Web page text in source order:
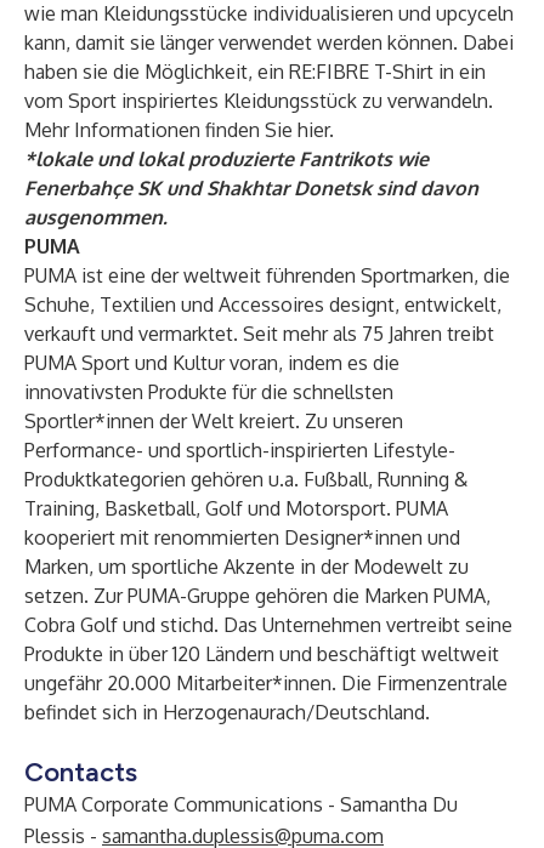
wie man Kleidungsstücke individualisieren und upcyceln
kann, damit sie länger verwendet werden können. Dabei
haben sie die Möglichkeit, ein RE:FIBRE T-Shirt in ein
vom Sport inspiriertes Kleidungsstück zu verwandeln.
Mehr Informationen finden Sie hier.
*lokale und lokal produzierte Fantrikots wie
Fenerbahçe SK und Shakhtar Donetsk sind davon
ausgenommen.
PUMA
PUMA ist eine der weltweit führenden Sportmarken, die
Schuhe, Textilien und Accessoires designt, entwickelt,
verkauft und vermarktet. Seit mehr als 75 Jahren treibt
PUMA Sport und Kultur voran, indem es die
innovativsten Produkte für die schnellsten
Sportler*innen der Welt kreiert. Zu unseren
Performance- und sportlich-inspirierten Lifestyle-
Produktkategorien gehören u.a. Fußball, Running &
Training, Basketball, Golf und Motorsport. PUMA
kooperiert mit renommierten Designer*innen und
Marken, um sportliche Akzente in der Modewelt zu
setzen. Zur PUMA-Gruppe gehören die Marken PUMA,
Cobra Golf und stichd. Das Unternehmen vertreibt seine
Produkte in über 120 Ländern und beschäftigt weltweit
ungefähr 20.000 Mitarbeiter*innen. Die Firmenzentrale
befindet sich in Herzogenaurach/Deutschland.
Contacts
PUMA Corporate Communications - Samantha Du
Plessis - samantha.duplessis@puma.com